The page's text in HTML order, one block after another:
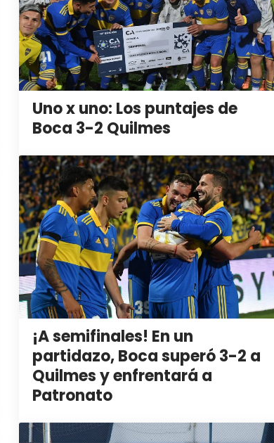
Uno x uno: Los puntajes de
Boca 3-2 Quilmes
¡A semifinales! En un
partidazo, Boca superó 3-2 a
Quilmes y enfrentará a
Patronato